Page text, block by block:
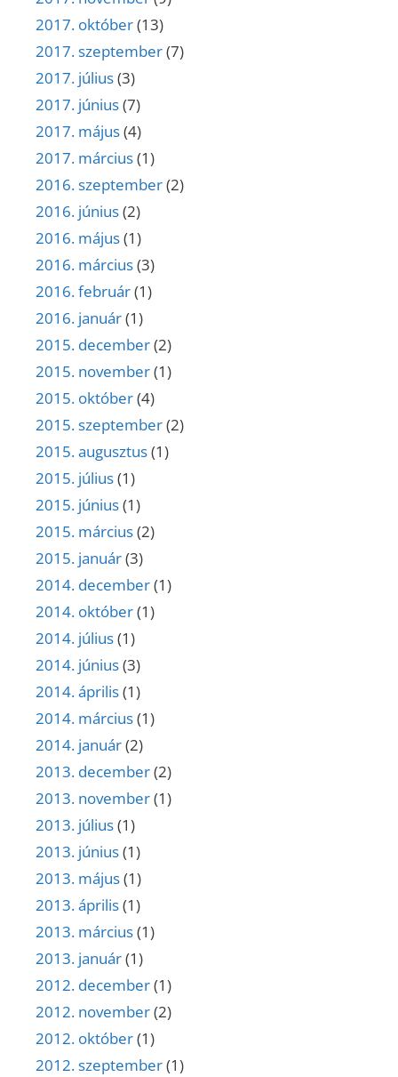
2017. október(13)
2017. szeptember(7)
2017. július(3)
2017. június(7)
2017. május(4)
2017. március(1)
2016. szeptember(2)
2016. június(2)
2016. május(1)
2016. március(3)
2016. február(1)
2016. január(1)
2015. december(2)
2015. november(1)
2015. október(4)
2015. szeptember(2)
2015. augusztus(1)
2015. július(1)
2015. június(1)
2015. március(2)
2015. január(3)
2014. december(1)
2014. október(1)
2014. július(1)
2014. június(3)
2014. április(1)
2014. március(1)
2014. január(2)
2013. december(2)
2013. november(1)
2013. július(1)
2013. június(1)
2013. május(1)
2013. április(1)
2013. március(1)
2013. január(1)
2012. december(1)
2012. november(2)
2012. október(1)
2012. szeptember(1)